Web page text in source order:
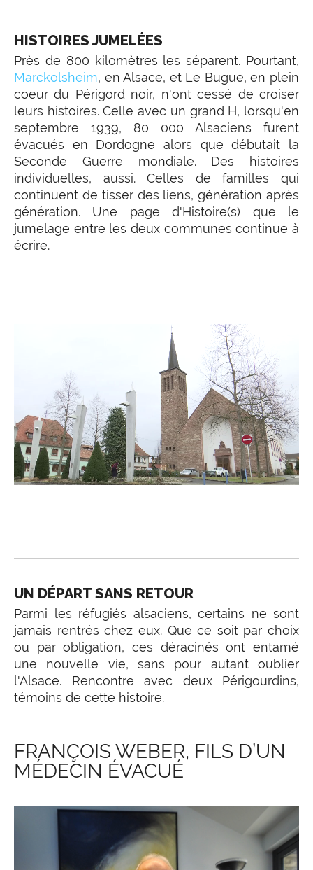
HISTOIRES JUMELÉES
Près de 800 kilomètres les séparent. Pourtant,
Marckolsheim, en Alsace, et Le Bugue, en plein
coeur du Périgord noir, n'ont cessé de croiser
leurs histoires. Celle avec un grand H, lorsqu'en
septembre 1939, 80 000 Alsaciens furent
évacués en Dordogne alors que débutait la
Seconde Guerre mondiale. Des histoires
individuelles, aussi. Celles de familles qui
continuent de tisser des liens, génération après
génération. Une page d'Histoire(s) que le
jumelage entre les deux communes continue à
écrire.
UN DÉPART SANS RETOUR
Parmi les réfugiés alsaciens, certains ne sont
jamais rentrés chez eux. Que ce soit par choix
ou par obligation, ces déracinés ont entamé
une nouvelle vie, sans pour autant oublier
l'Alsace. Rencontre avec deux Périgourdins,
témoins de cette histoire.
FRANÇOIS WEBER, FILS D’UN
MÉDECIN ÉVACUÉ